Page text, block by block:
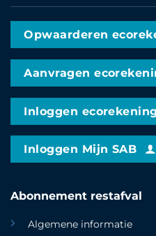
Opwaarderen
Aanvragen
Inloggen ecorekening
Inloggen Mijn SAB
Abonnement restafval
Algemene informatie